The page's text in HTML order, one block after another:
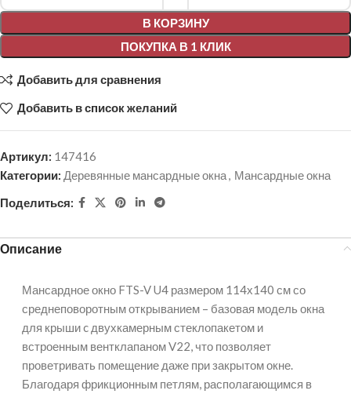
В КОРЗИНУ
ПОКУПКА В 1 КЛИК
Добавить для сравнения
Добавить в список желаний
Артикул: 147416
Категории: Деревянные мансардные окна, Мансардные окна
Поделиться:
Описание
Мансардное окно FTS-V U4 размером 114х140 см со
среднеповоротным открыванием – базовая модель окна
для крыши c двухкамерным стеклопакетом и
встроенным вентклапаном V22, что позволяет
проветривать помещение даже при закрытом окне.
Благодаря фрикционным петлям, располагающимся в